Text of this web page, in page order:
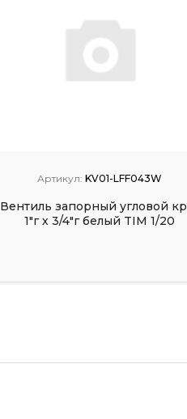
Артикул: KV01-LFF043W
Вентиль запорный угловой
1"г х 3/4"г белый TIM 1/20